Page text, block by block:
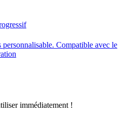
personnalisable. Compatible avec le
immédiatement !